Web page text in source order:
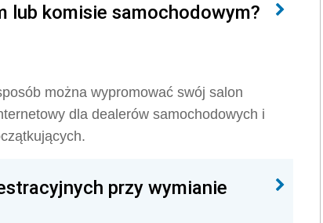
lub komisie samochodowym?
można wypromować swój salon
dla dealerów samochodowych i
przy wymianie